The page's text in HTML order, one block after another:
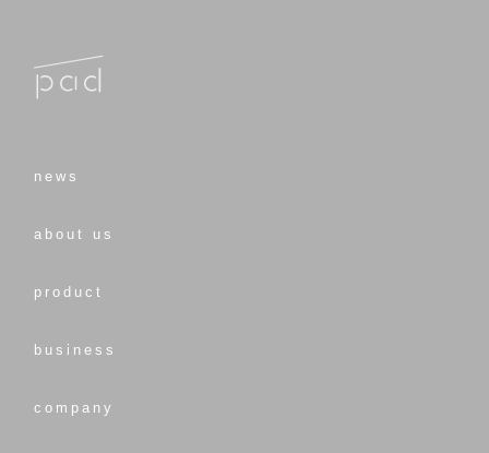
news
about us
product
business
company